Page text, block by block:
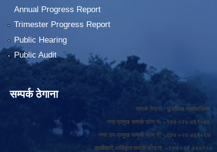
Annual Progress Report
Trimester Progress Report
Public Hearing
Public Audit
सम्पर्क ठेगाना
सम्पर्क ठेगाना : फुङलिङ नगरपालिका
नगर प्रमुख सम्पर्क फोन नं: +९७७ ०२४-४६१०६६
नगर उप-प्रमुख सम्पर्क फोन नं: +९७७ ०२४-४६१०६७
कार्यकारी अधिकृत सम्पर्क फोन नं: +९७७ ०२४-४६०११४